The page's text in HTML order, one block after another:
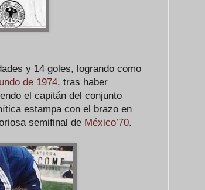
y 14 goles, logrando como
de 1974, tras haber
el capitán del conjunto
estampa con el brazo en
semifinal de México’70.